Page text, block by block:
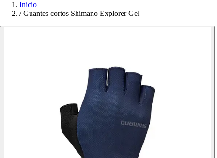
Inicio
/ Guantes cortos Shimano Explorer Gel